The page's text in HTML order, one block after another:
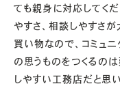
ても親身に対応してく
やすさ、相談しやすさ
買い物なので、コミュニ
の思うものをつくるの
しやすい工務店だと思い